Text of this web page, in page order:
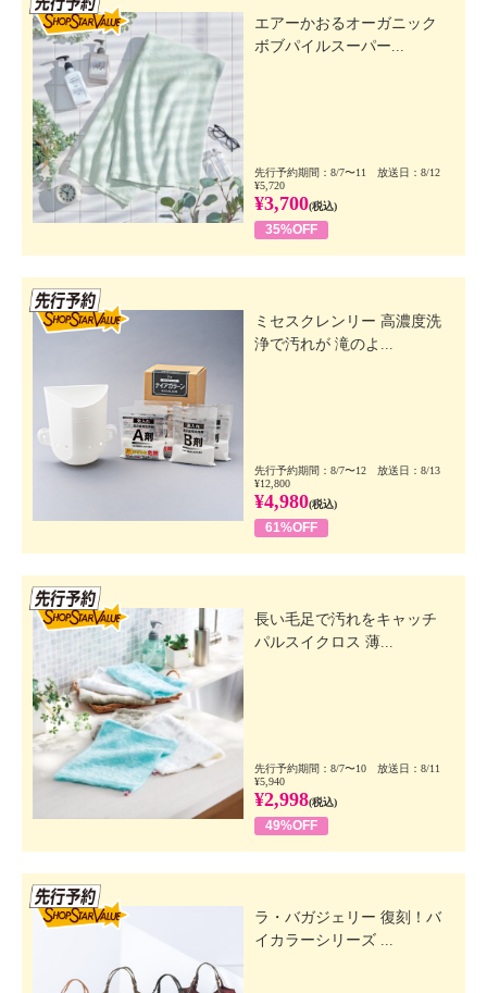
エアーかおるオーガニック
ボブパイルスーパー...
先行予約期間：8/7〜11 放送日：8/12
¥5,720
¥3,700(税込)
35%OFF
ミセスクレンリー 高濃度洗
浄で汚れが 滝のよ...
先行予約期間：8/7〜12 放送日：8/13
¥12,800
¥4,980(税込)
61%OFF
長い毛足で汚れをキャッチ
パルスイクロス 薄...
先行予約期間：8/7〜10 放送日：8/11
¥5,940
¥2,998(税込)
49%OFF
ラ・バガジェリー 復刻！バ
イカラーシリーズ ...